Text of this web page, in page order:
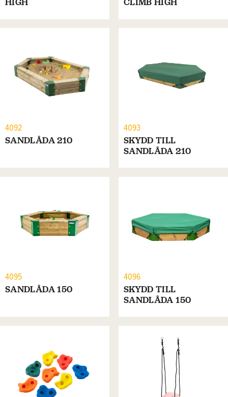
4092
SANDLÅDA 210
4093
SKYDD TILL
SANDLÅDA 210
4095
SANDLÅDA 150
4096
SKYDD TILL
SANDLÅDA 150